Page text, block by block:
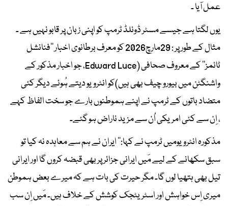
عمل آیا ۔
یوں لگتا ہے جیسے مسٹر ڈونلڈ ٹرمپ کو اپنی زبان پر قابو نہیں ہے ۔
مثال کے طور پر : 29مارچ2026 کو معرف برطانوی اخبار ’’فنانشل
ٹائمز‘‘ کے معروف صحافی (Edward Luce، جو اخبار مذکور کے
واشنگٹن میں بیورو چیف بھی ہیں)کو انٹرویو دیتے ہُوئے دیگر کئی
متضاد باتوں کے ٹرمپ نے اپنے ہموطنوں بارے جو سخت الفاظ کہے
، اِن سے کئی امریکی اُن سے مزید ناراض ہو گئے۔
مذکورہ انٹرویومیں ٹرمپ نے کہا:’’ ایران نے ہم سے معاہدہ نہ کیا تو
سبق سکھانے کے لیے مَیں ایرانی جزائر پر بھی قبضہ کروں گا اور ایرانی
تیل بھی ہتھیا لوں گا۔ مگر حیرت کی بات ہے کہ میرے بعض ہموطن
میری اِس خواہش اور اسٹریٹجک کوشش کے خلاف ہیں۔ مَیں اِن سب